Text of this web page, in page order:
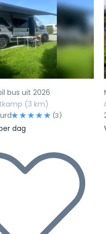
bus uit 2026
(3 km)
(3)
dag